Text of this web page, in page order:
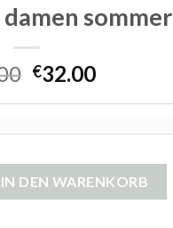
sommer
€32.00
IN DEN WARENKORB